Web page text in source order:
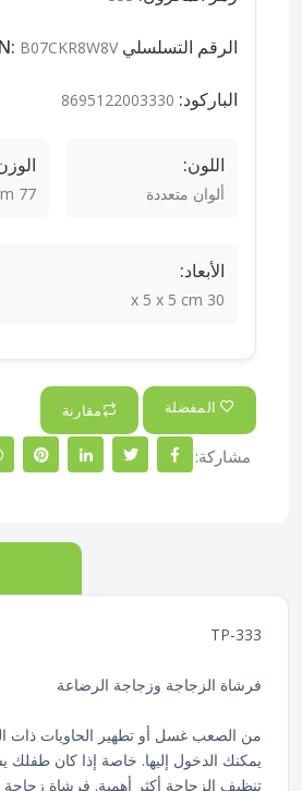
الرقم التسلسلي ASIN: B07CKR8W8V
الباركود: 8695122003330
اللون:
ألوان متعددة 77 gm
الأبعاد:
30 x 5 x 5 cm
المفضلة مقارنة
مشاركة:
TP-333
فرشاة الزجاجة وزجاجة الرضاعة
من الصعب غسل أو تطهير الحاويات ذات
يمكنك الدخول إليها. خاصة إذا كان طفلك
تنظيف الزجاجة أكثر أهمية. فرشاة زجاجة